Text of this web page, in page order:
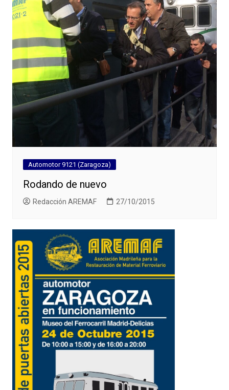
Automotor 9121 (Zaragoza)
Rodando de nuevo
Redacción AREMAF 27/10/2015